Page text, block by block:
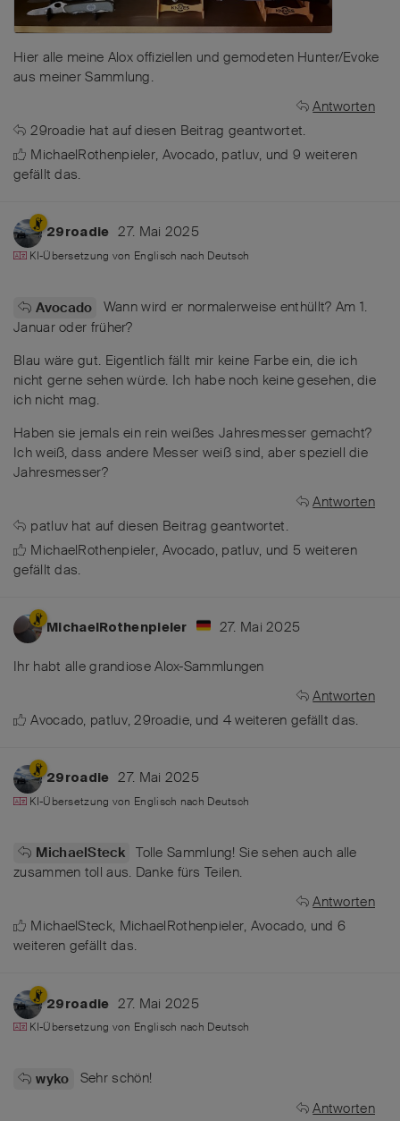
Hier alle meine Alox offiziellen und gemodeten Hunter/Evoke
aus meiner Sammlung.
Antworten
29roadie hat auf diesen Beitrag geantwortet.
MichaelRothenpieler, Avocado, patluv, und 9 weiteren
gefällt das.
29roadie 27. Mai 2025
KI-Übersetzung von Englisch nach Deutsch
Avocado
Wann wird er normalerweise enthüllt? Am 1.
Januar oder früher?
Blau wäre gut. Eigentlich fällt mir keine Farbe ein, die ich
nicht gerne sehen würde. Ich habe noch keine gesehen, die
ich nicht mag.
Haben sie jemals ein rein weißes Jahresmesser gemacht?
Ich weiß, dass andere Messer weiß sind, aber speziell die
Jahresmesser?
Antworten
patluv hat auf diesen Beitrag geantwortet.
MichaelRothenpieler, Avocado, patluv, und 5 weiteren
gefällt das.
MichaelRothenpieler 27. Mai 2025
Ihr habt alle grandiose Alox-Sammlungen
Antworten
Avocado, patluv,29roadie, und 4weiteren gefällt das.
29roadie 27. Mai 2025
KI-Übersetzung von Englisch nach Deutsch
MichaelSteck
Tolle Sammlung! Sie sehen auch alle
zusammen toll aus. Danke fürs Teilen.
Antworten
MichaelSteck, MichaelRothenpieler, Avocado, und 6
weiteren gefällt das.
29roadie 27. Mai 2025
KI-Übersetzung von Englisch nach Deutsch
wyko
Sehr schön!
Antworten